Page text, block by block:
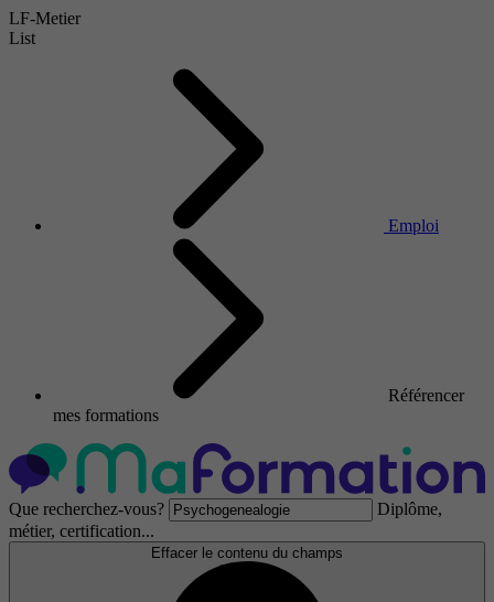
LF-Metier
List
Emploi
Référencer
mes formations
Que recherchez-vous?
Diplôme,
métier, certification...
Effacer le contenu du champs